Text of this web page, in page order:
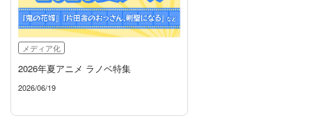
メディア化
2026年夏アニメ ラノベ特集
2026/06/19